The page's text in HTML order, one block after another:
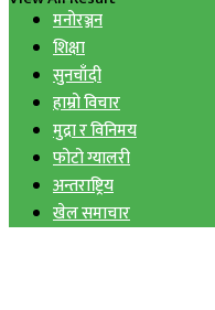
मनोरञ्जन
शिक्षा
सुनचाँदी
हाम्रो विचार
मुद्रा र विनिमय
फोटो ग्यालरी
अन्तराष्ट्रिय
खेल समाचार